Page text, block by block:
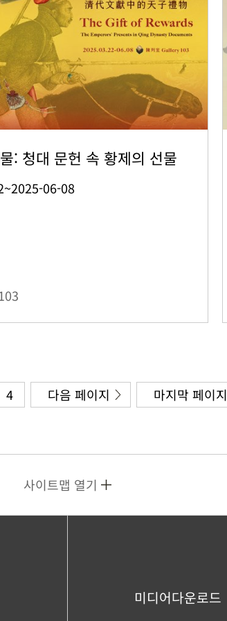
: 청대 문헌 속 황제의 선물
06-08
4 다음 페이지 마지막 페이지
사이트맵 열기
미디어다운로드